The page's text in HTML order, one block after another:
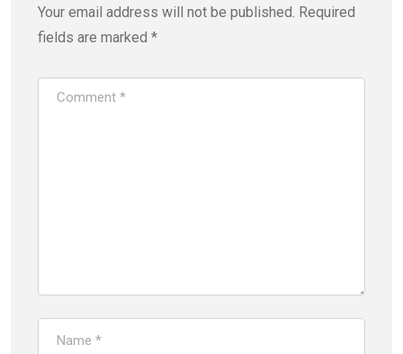
Your email address will not be published. Required
fields are marked *